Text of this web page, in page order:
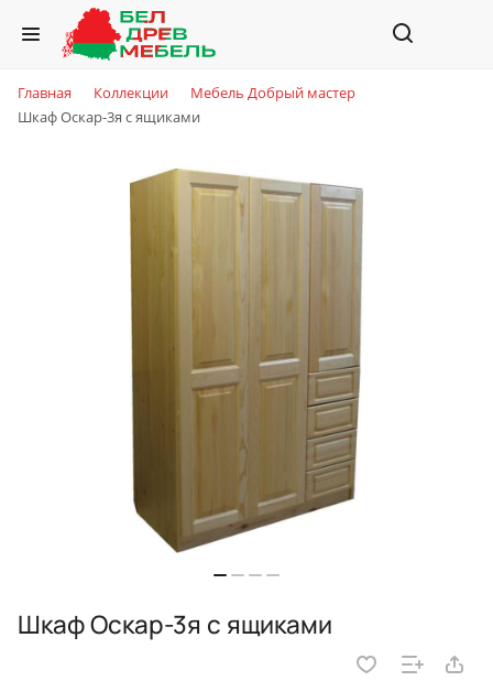
Главная Коллекции
Мебель Добрый мастер
Шкаф Оскар-3я с ящиками
Шкаф Оскар-3я с ящиками